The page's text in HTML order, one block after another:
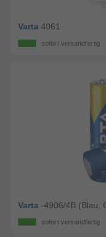
Varta 4061
sofort versandfertig
Varta -4906/4B (Blau,
sofort versandfertig